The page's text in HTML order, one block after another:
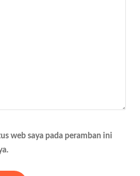
web saya pada peramban ini